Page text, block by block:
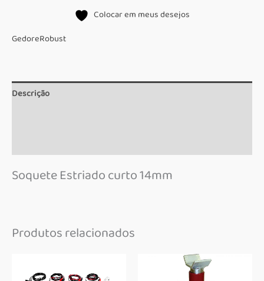
quantidade
Colocar em meus desejos
GedoreRobust
Descrição
Soquete Estriado curto 14mm
Produtos relacionados